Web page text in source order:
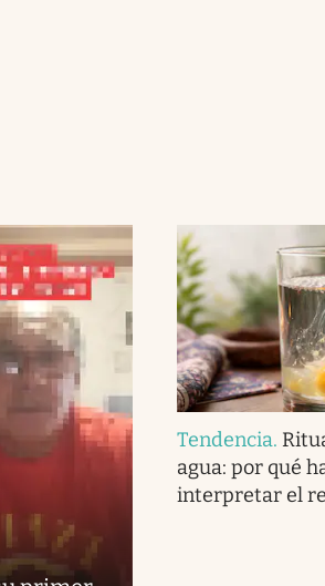
Tendencia.
agua: por qué
interpretar el